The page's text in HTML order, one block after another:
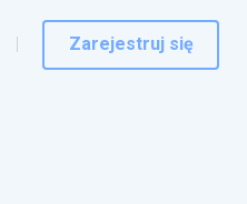
Zarejestruj się